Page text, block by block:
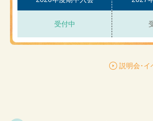
受付中
説明会･イ